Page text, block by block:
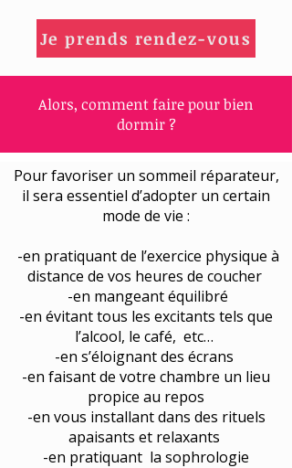
Je prends rendez-vous
Alors, comment faire pour bien
dormir ?
Pour favoriser un sommeil réparateur,
il sera essentiel d’adopter un certain
mode de vie :
-en pratiquant de l’exercice physique à
distance de vos heures de coucher
-en mangeant équilibré
-en évitant tous les excitants tels que
l’alcool, le café, etc…
-en s’éloignant des écrans
-en faisant de votre chambre un lieu
propice au repos
-en vous installant dans des rituels
apaisants et relaxants
-en pratiquant la sophrologie